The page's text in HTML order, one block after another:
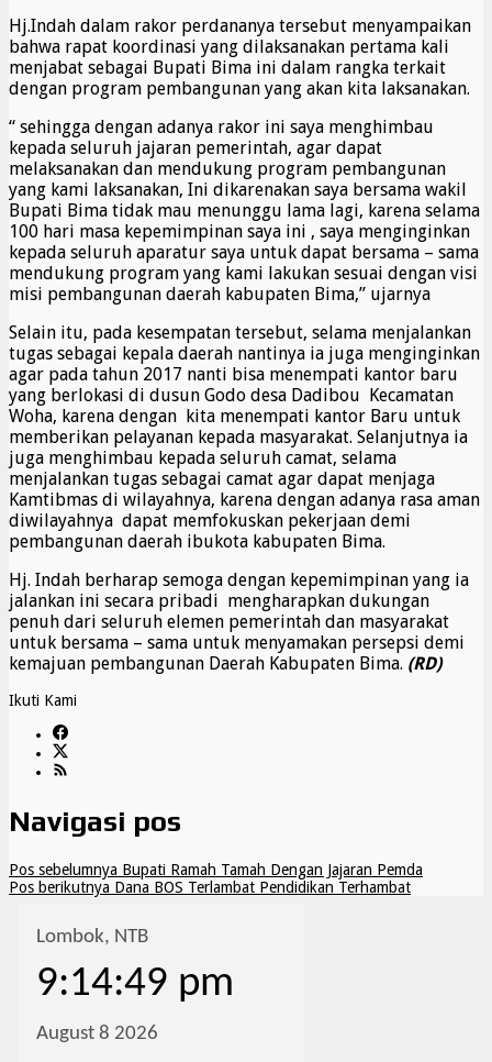
Hj.Indah dalam rakor perdananya tersebut menyampaikan
bahwa rapat koordinasi yang dilaksanakan pertama kali
menjabat sebagai Bupati Bima ini dalam rangka terkait
dengan program pembangunan yang akan kita laksanakan.
“ sehingga dengan adanya rakor ini saya menghimbau
kepada seluruh jajaran pemerintah, agar dapat
melaksanakan dan mendukung program pembangunan
yang kami laksanakan, Ini dikarenakan saya bersama wakil
Bupati Bima tidak mau menunggu lama lagi, karena selama
100 hari masa kepemimpinan saya ini , saya menginginkan
kepada seluruh aparatur saya untuk dapat bersama – sama
mendukung program yang kami lakukan sesuai dengan visi
misi pembangunan daerah kabupaten Bima,” ujarnya
Selain itu, pada kesempatan tersebut, selama menjalankan
tugas sebagai kepala daerah nantinya ia juga menginginkan
agar pada tahun 2017 nanti bisa menempati kantor baru
yang berlokasi di dusun Godo desa Dadibou Kecamatan
Woha, karena dengan kita menempati kantor Baru untuk
memberikan pelayanan kepada masyarakat. Selanjutnya ia
juga menghimbau kepada seluruh camat, selama
menjalankan tugas sebagai camat agar dapat menjaga
Kamtibmas di wilayahnya, karena dengan adanya rasa aman
diwilayahnya dapat memfokuskan pekerjaan demi
pembangunan daerah ibukota kabupaten Bima.
Hj. Indah berharap semoga dengan kepemimpinan yang ia
jalankan ini secara pribadi mengharapkan dukungan
penuh dari seluruh elemen pemerintah dan masyarakat
untuk bersama – sama untuk menyamakan persepsi demi
kemajuan pembangunan Daerah Kabupaten Bima. (RD)
Ikuti Kami
Navigasi pos
Pos sebelumnya Bupati Ramah Tamah Dengan Jajaran Pemda
Pos berikutnya Dana BOS Terlambat Pendidikan Terhambat